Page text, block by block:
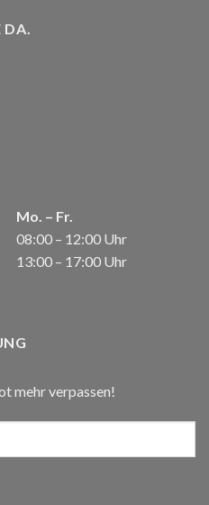
DA.
Mo. – Fr.
08:00 – 12:00 Uhr
13:00 – 17:00 Uhr
mehr verpassen!